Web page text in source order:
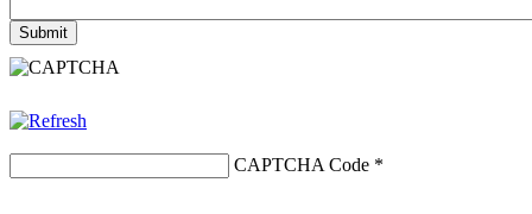
CAPTCHA Code *